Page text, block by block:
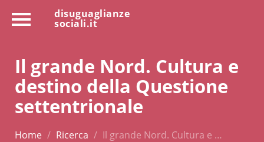
disuguaglianze
sociali.it
Il grande Nord. Cultura e
destino della Questione
settentrionale
Home Ricerca Il grande Nord. Cultura e …